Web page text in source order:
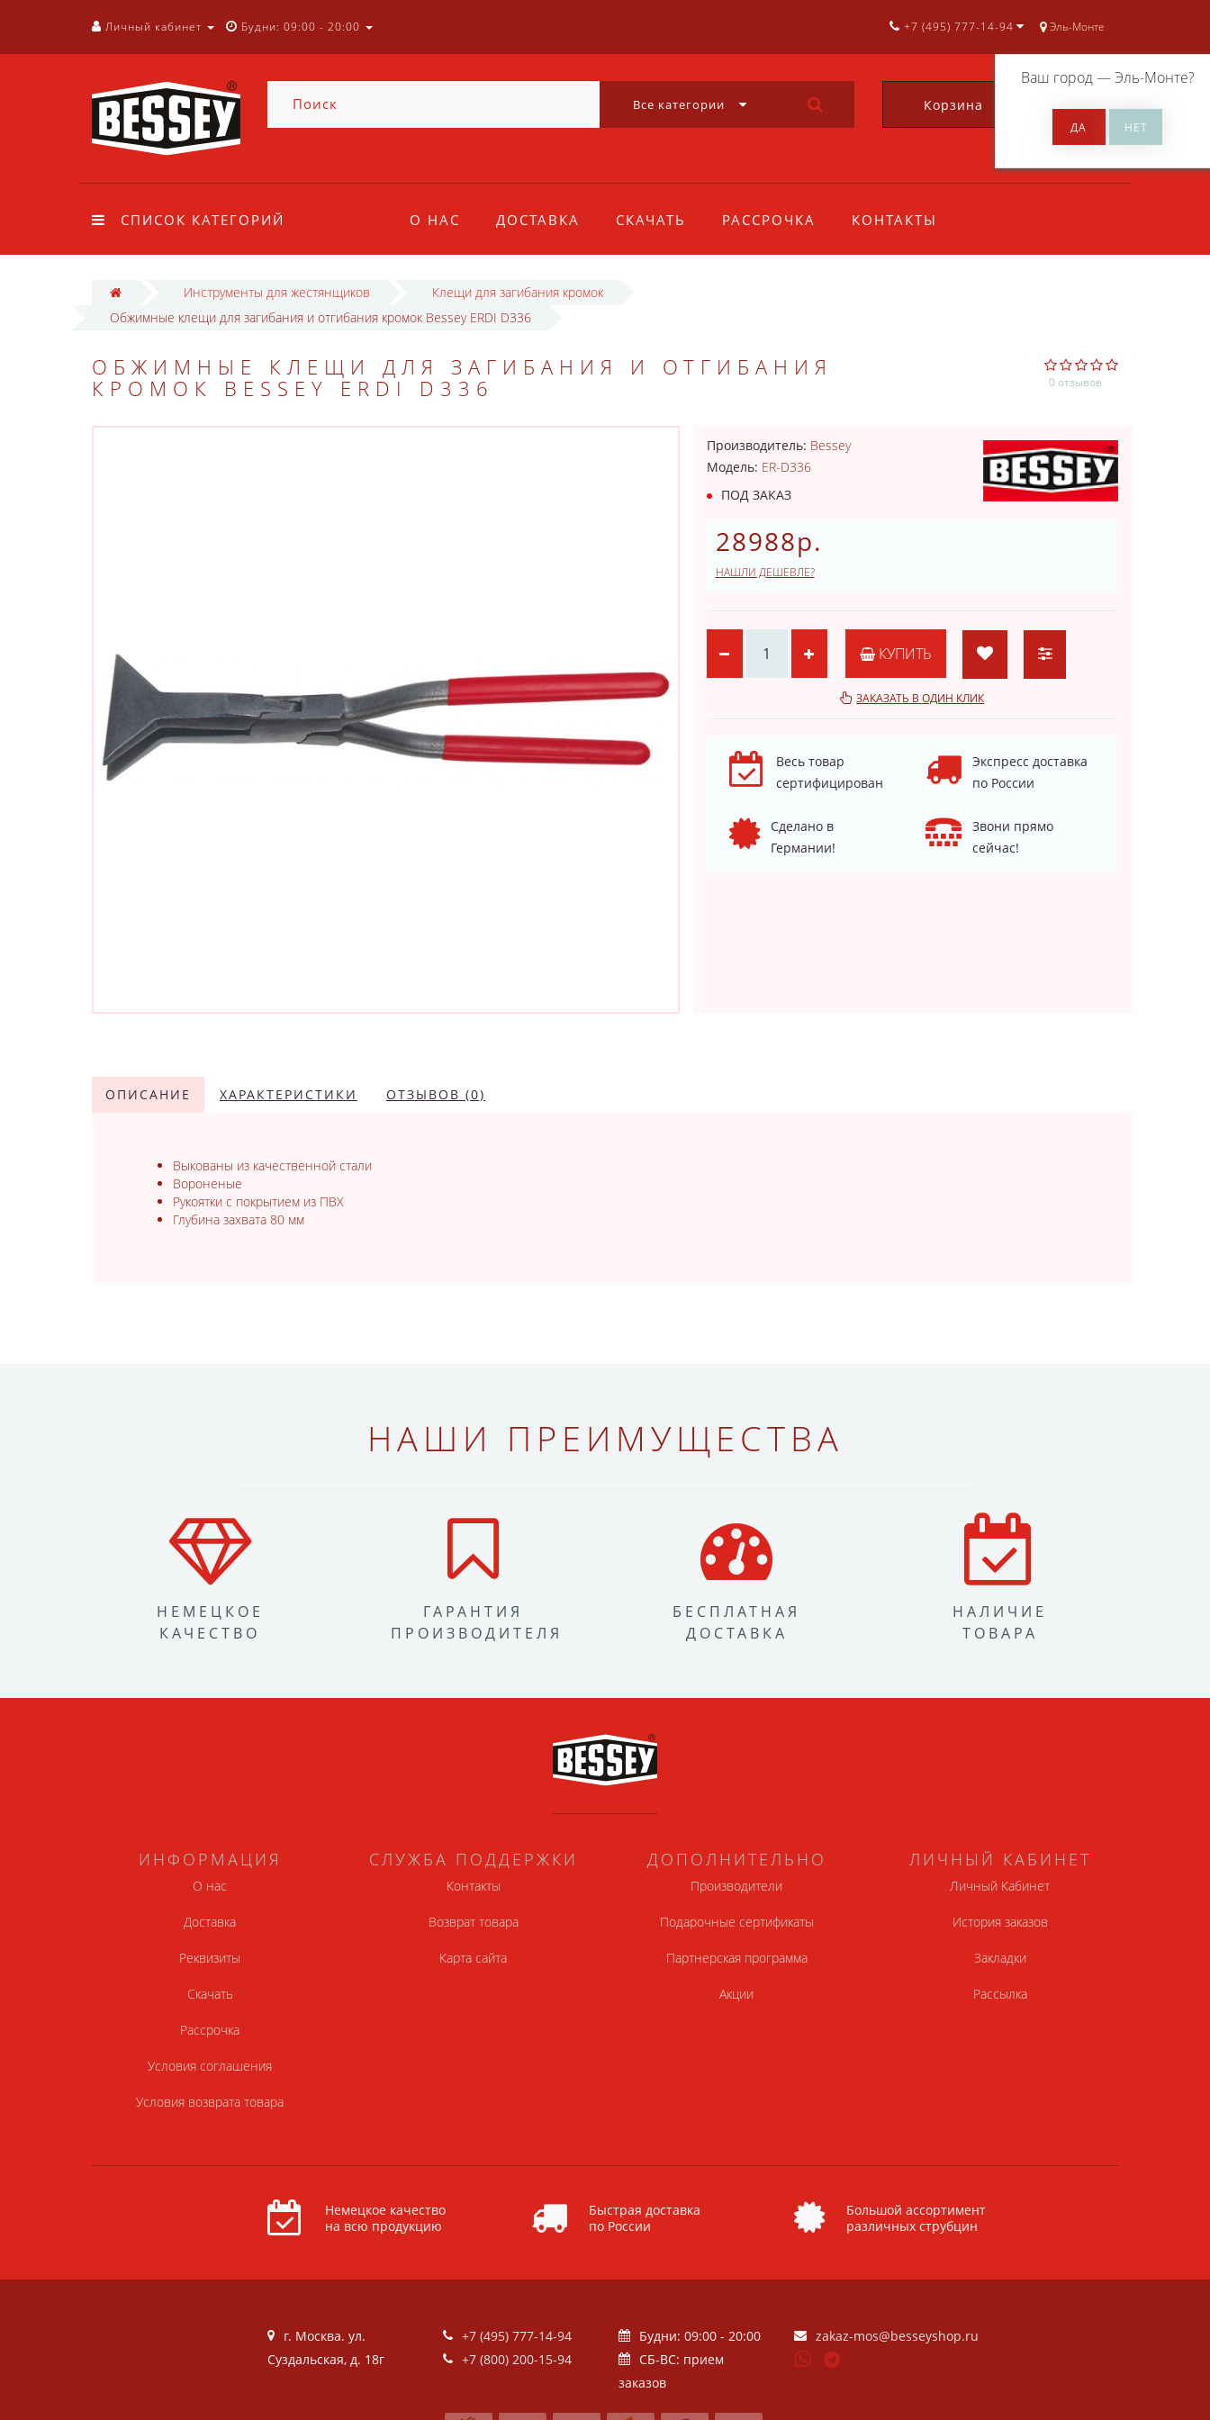
Личный кабинет Будни: 09:00 - 20:00 Эль-Монте
Ваш город —Эль-Монте?
+7 (495) 777-14-94
Все категории Корзина 0
СПИСОК КАТЕГОРИЙ О НАС ДОСТАВКА СКАЧАТЬ РАССРОЧКА КОНТАКТЫ
Инструменты для жестянщиков
Клещи для загибания кромок
Обжимные клещи для загибания и отгибания кромок Bessey ERDI D336
ОБЖИМНЫЕ КЛЕЩИ ДЛЯ ЗАГИБАНИЯ И ОТГИБАНИЯ
КРОМОК BESSEY ERDI D336
0 отзывов
Производитель: Bessey
Модель: ER-D336
ПОД ЗАКАЗ
28988р.
НАШЛИ ДЕШЕВЛЕ?
КУПИТЬ
ЗАКАЗАТЬ В ОДИН КЛИК
Весь товар
сертифицирован
Экспресс доставка
по России
Сделано в
Германии!
Звони прямо
сейчас!
ОПИСАНИЕ ХАРАКТЕРИСТИКИ ОТЗЫВОВ (0)
Выкованы из качественной стали
Вороненые
Рукоятки с покрытием из ПВХ
Глубина захвата 80 мм
НАШИ ПРЕИМУЩЕСТВА
НЕМЕЦКОЕ
КАЧЕСТВО
ГАРАНТИЯ
ПРОИЗВОДИТЕЛЯ
БЕСПЛАТНАЯ
ДОСТАВКА
НАЛИЧИЕ
ТОВАРА
ИНФОРМАЦИЯ
О нас
Доставка
Реквизиты
Скачать
Рассрочка
Условия соглашения
Условия возврата товара
СЛУЖБА ПОДДЕРЖКИ
Контакты
Возврат товара
Карта сайта
ДОПОЛНИТЕЛЬНО
Производители
Подарочные сертификаты
Партнерская программа
Акции
ЛИЧНЫЙ КАБИНЕТ
Личный Кабинет
История заказов
Закладки
Рассылка
Немецкое качество
на всю продукцию
Быстрая доставка
по России
Большой ассортимент
различных струбцин
г. Москва. ул.
Суздальская, д. 18г
+7 (495) 777-14-94
+7 (800) 200-15-94
Будни: 09:00 - 20:00
СБ-ВС: прием
заказов
zakaz-mos@besseyshop.ru